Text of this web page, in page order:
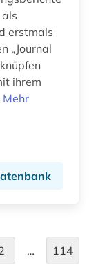
biographische nachschlagewerke (1)
erstmals
„Journal
ihrem
Mehr
… 114